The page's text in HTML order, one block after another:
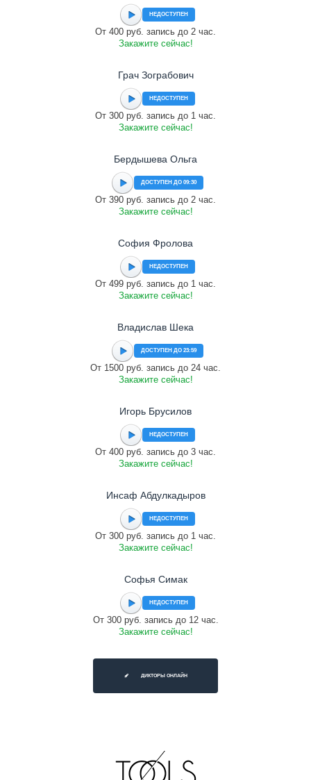
НЕДОСТУПЕН
От 400 руб. запись до 2 час.
Закажите сейчас!
Грач Зограбович
НЕДОСТУПЕН
От 300 руб. запись до 1 час.
Закажите сейчас!
Бердышева Ольга
ДОСТУПЕН ДО 09:30
От 390 руб. запись до 2 час.
Закажите сейчас!
София Фролова
НЕДОСТУПЕН
От 499 руб. запись до 1 час.
Закажите сейчас!
Владислав Шека
ДОСТУПЕН ДО 23:59
От 1500 руб. запись до 24 час.
Закажите сейчас!
Игорь Брусилов
НЕДОСТУПЕН
От 400 руб. запись до 3 час.
Закажите сейчас!
Инсаф Абдулкадыров
НЕДОСТУПЕН
От 300 руб. запись до 1 час.
Закажите сейчас!
Софья Симак
НЕДОСТУПЕН
От 300 руб. запись до 12 час.
Закажите сейчас!
ДИКТОРЫ ОНЛАЙН